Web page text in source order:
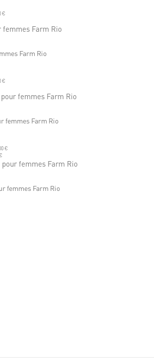
€
Farm Rio
€
femmes Farm Rio
€
femmes Farm Rio